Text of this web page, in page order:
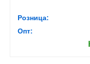
Розница:
Опт: